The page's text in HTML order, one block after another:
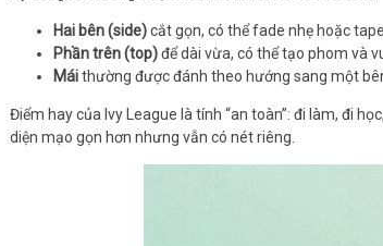
Hai bên (side)cắt gọn, có thể fade nhẹ hoặc
Phần trên (top)để dài vừa, có thể tạo phom và
Máithường được đánh theo hướng sang một
Điểm hay của Ivy League là tính “an toàn”: đi làm, đi
diện mạo gọn hơn nhưng vẫn có nét riêng.